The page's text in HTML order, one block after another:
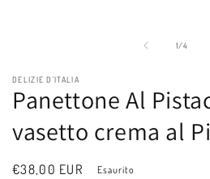
1/su4
DELIZIE D'ITALIA
Panettone Al
vasetto crema al
Prezzo
€38,00 EUR Esaurito